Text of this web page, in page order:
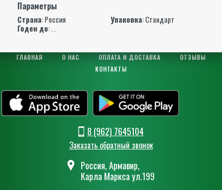
Параметры
Страна: Россия Упаковка: Стандарт
Годен до: . .
ГЛАВНАЯ О НАС ОПЛАТА И ДОСТАВКА
ОТЗЫВЫ
КОНТАКТЫ
8 (962) 7645104
Заказать обратный звонок
Россия, Армавир,
Карла Маркса ул.199